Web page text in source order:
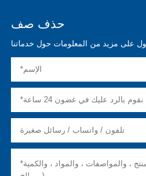
حذف صف